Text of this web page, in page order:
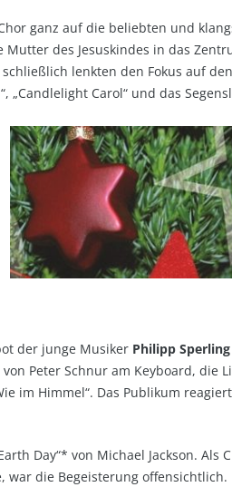
ganz auf die beliebten und
des Jesuskindes in das
schließlich lenkten den Fokus auf
Carol“ und das
der junge Musiker Philipp Sperling
Peter Schnur am Keyboard, die
im Himmel“. Das Publikum
Day“* von Michael Jackson.
war die Begeisterung